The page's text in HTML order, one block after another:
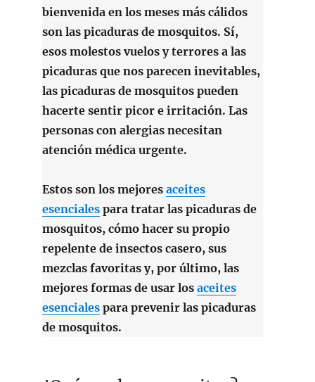
bienvenida en los meses más cálidos
son las picaduras de mosquitos. Sí,
esos molestos vuelos y terrores a las
picaduras que nos parecen inevitables,
las picaduras de mosquitos pueden
hacerte sentir picor e irritación. Las
personas con alergias necesitan
atención médica urgente.
Estos son los mejores aceites
esenciales para tratar las picaduras de
mosquitos, cómo hacer su propio
repelente de insectos casero, sus
mezclas favoritas y, por último, las
mejores formas de usar los aceites
esenciales para prevenir las picaduras
de mosquitos.